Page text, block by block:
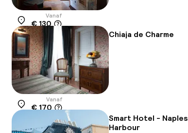
Locatie
Vanaf
€ 130
Chiaja de Charme
Locatie
Vanaf
€ 170
Smart Hotel - Naples
Harbour